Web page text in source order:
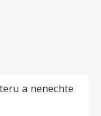
a nenechte